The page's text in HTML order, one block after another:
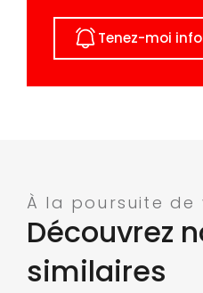
Tenez-moi
À la poursuite de
Découvrez
similaires